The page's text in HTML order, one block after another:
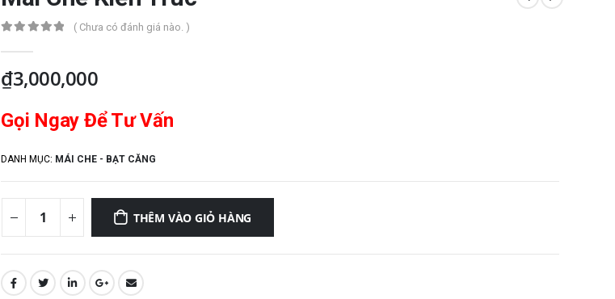
( Chưa có đánh giá nào. )
₫3,000,000
Gọi Ngay Để Tư Vấn
DANH MỤC: MÁI CHE - BẠT CĂNG
THÊM VÀO GIỎ HÀNG